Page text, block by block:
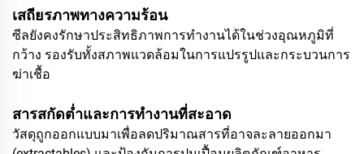
เสถียรภาพทางความร้อน
ซีลยังคงรักษาประสิทธิภาพการทำงานได้ในช่วงอุณหภูมิที่
กว้าง รองรับทั้งสภาพแวดล้อมในการแปรรูปและกระบวนการ
ฆ่าเชื้อ
สารสกัดต่ำและการทำงานที่สะอาด
วัสดุถูกออกแบบมาเพื่อลดปริมาณสารที่อาจละลายออกมา